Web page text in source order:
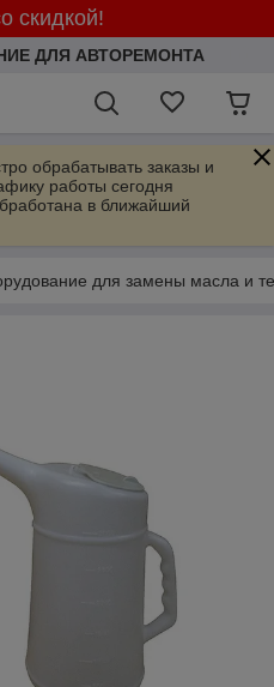
скидкой!
ДЛЯ АВТОРЕМОНТА
обрабатывать заказы и
работы сегодня
в ближайший
для замены масла и